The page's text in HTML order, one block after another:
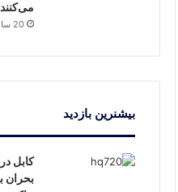
می‌کنند
20 ساعت ago
بیشنرین بازدید
کابل
بحران